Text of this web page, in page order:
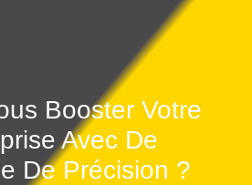
Booster Votre
Avec De
De Précision ?